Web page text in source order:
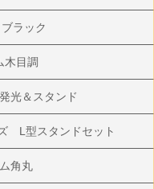
ラック
木目調
光＆スタンド
L型スタンドセット
角丸